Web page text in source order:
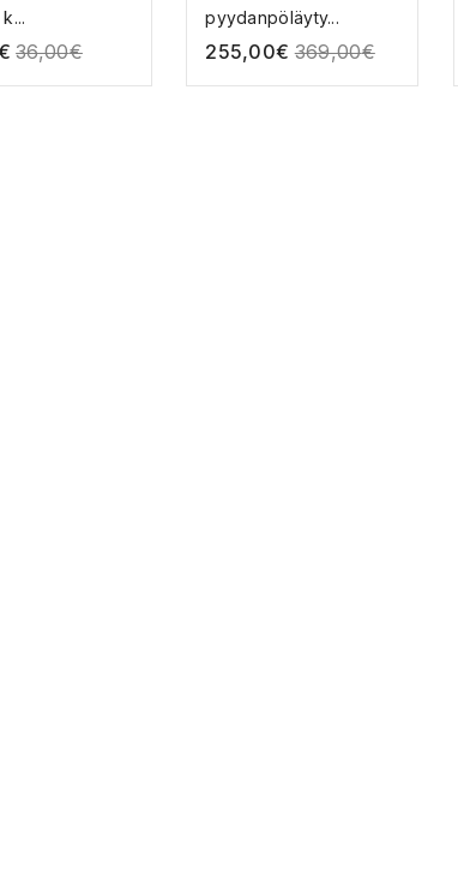
36,00€
pyydanpöläyty...
255,00€ 369,00€